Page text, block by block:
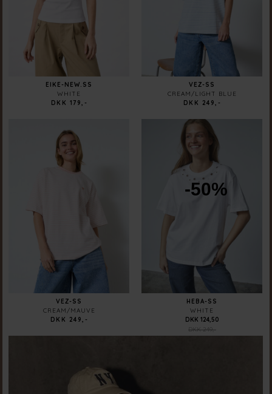
EIKE-NEW.SS
WHITE
DKK 179,-
VEZ-SS
CREAM/LIGHT BLUE
DKK 249,-
VEZ-SS
CREAM/MAUVE
DKK 249,-
-50%
HEBA-SS
WHITE
DKK 249,-
DKK 124,50